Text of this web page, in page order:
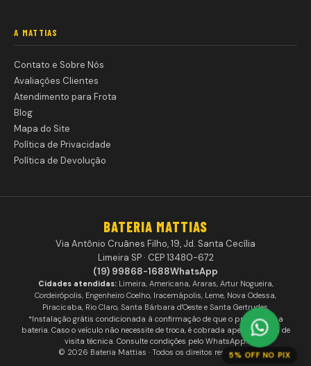
A MATTIAS
Contato e Sobre Nós
Avaliações Clientes
Atendimento para Frota
Blog
Mapa do Site
Política de Privacidade
Política de Devolução
BATERIA MATTIAS
Via Antônio Cruãnes Filho, 19, Jd. Santa Cecília
Limeira SP · CEP 13480-672
(19) 99868-1688WhatsApp
Cidades atendidas:Limeira, Americana, Araras, Artur Nogueira,
Cordeirópolis, Engenheiro Coelho, Iracemápolis, Leme, Nova Odessa,
Piracicaba, Rio Claro, Santa Bárbara d'Oeste e Santa Gertrudes.
*Instalação grátis condicionada à confirmação de que o problema é a
bateria. Caso o veículo não necessite de troca, é cobrada apenas a taxa de
visita técnica. Consulte condições pelo WhatsApp.
© 2026 Bateria Mattias · Todos os direitos reservados5% OFF NO PIX